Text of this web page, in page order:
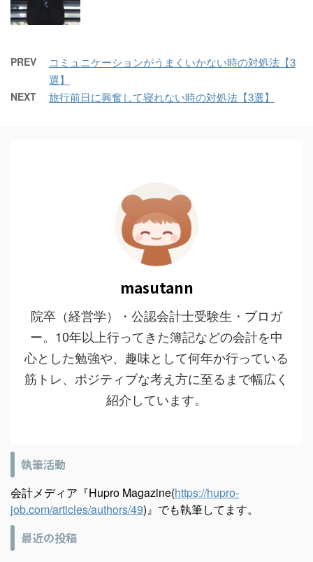
PREV
コミュニケーションがうまくいかない時の対処法【3
選】
NEXT 旅行前日に興奮して寝れない時の対処法【3選】
masutann
院卒（経営学）・公認会計士受験生・ブロガ
ー。10年以上行ってきた簿記などの会計を中
心とした勉強や、趣味として何年か行っている
筋トレ、ポジティブな考え方に至るまで幅広く
紹介しています。
執筆活動
会計メディア『Hupro Magazine(https://hupro-
job.com/articles/authors/49)』でも執筆してます。
最近の投稿